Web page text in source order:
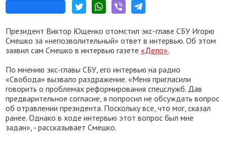
Президент Виктор Ющенко отомстил экс-главе СБУ Игорю
Смешко за «непозволительный» ответ в интервью. Об этом
заявил сам Смешко в интервью газете«Дело».
По мнению экс-главы СБУ, его интервью на радио
«Свобода» вызвало раздражение. «Меня пригласили
говорить о проблемах реформирования спецслужб. Дав
предварительное согласие, я попросил не обсуждать вопрос
об отравлении президента. Поскольку все, что мог, сказал
ранее. Однако в ходе интервью этот вопрос был мне
задан», - рассказывает Смешко.